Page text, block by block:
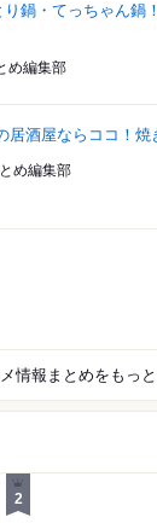
り鍋・てっちゃん鍋
め編集部
居酒屋ならココ！焼
め編集部
情報まとめをもっ
2